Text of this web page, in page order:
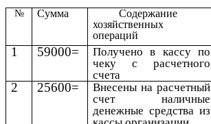
№ Сумма
Содержание
хозяйственных
операций
1 59000=
Получено в кассу по
чеку с расчетного
счета
2 25600=
Внесены на расчетный
счет наличные
денежные средства из